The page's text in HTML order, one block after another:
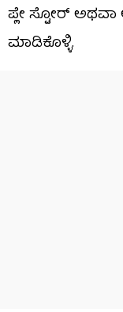
ಪ್ಲೇ ಸ್ಟೋರ್
ಮಾಡಿಕೊಳ್ಳಿ.